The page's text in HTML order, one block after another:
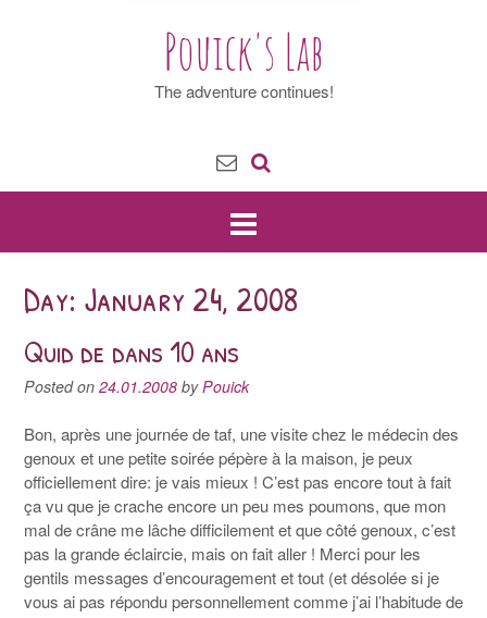
Pouick's Lab
The adventure continues!
Day: January 24, 2008
Quid de dans 10 ans
Posted on 24.01.2008 byPouick
Bon, après une journée de taf, une visite chez le médecin des
genoux et une petite soirée pépère à la maison, je peux
officiellement dire: je vais mieux ! C’est pas encore tout à fait
ça vu que je crache encore un peu mes poumons, que mon
mal de crâne me lâche difficilement et que côté genoux, c’est
pas la grande éclaircie, mais on fait aller ! Merci pour les
gentils messages d’encouragement et tout (et désolée si je
vous ai pas répondu personnellement comme j’ai l’habitude de